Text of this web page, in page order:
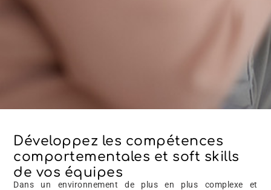
Développez les compétences
comportementales et soft skills
de vos équipes
Dans un environnement de plus en plus complexe et